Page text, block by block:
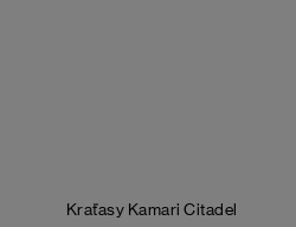
Kraťasy KamariCitadel